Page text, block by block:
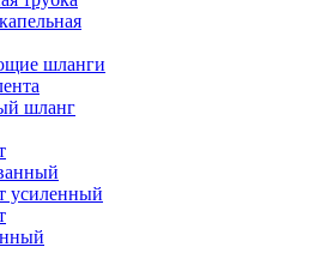
шланги
шланг
усиленный